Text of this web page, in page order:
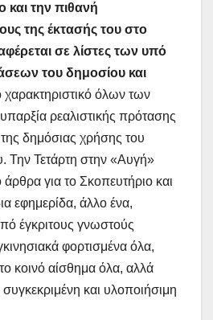
και την πιθανή
της έκτασής του στο
σε λίστες των υπό
του δημοσίου και
χαρακτηριστικό όλων των
ρεαλιστικής πρότασης
δημόσιας χρήσης του
Την Τετάρτη στην «Αυγή»
για το Σκοπευτήριο και
εφημερίδα, άλλο ένα,
έγκριτους γνωστούς
φορτισμένα όλα,
κοινό αίσθημα όλα, αλλά
συγκεκριμένη και υλοποιήσιμη